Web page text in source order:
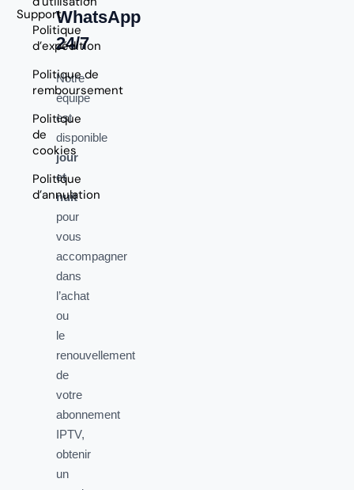
Support
Politique
d’expédition
Politique de
remboursement
Politique
de
cookies
Politique
d’annulation
WhatsApp
24/7
Notre
équipe
est
disponible
jour
et
nuit
pour
vous
accompagner
dans
l’achat
ou
le
renouvellement
de
votre
abonnement
IPTV,
obtenir
un